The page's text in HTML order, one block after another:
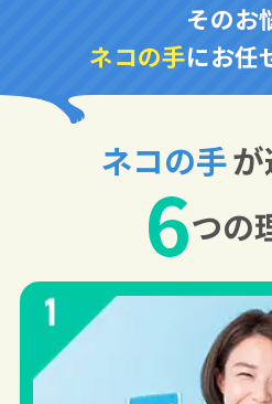
そのお
ネコの手にお任
ネコの手
6つの